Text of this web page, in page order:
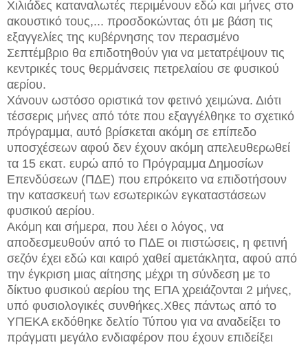
Χιλιάδες καταναλωτές περιμένουν εδώ και μήνες στο
ακουστικό τους,... προσδοκώντας ότι με βάση τις
εξαγγελίες της κυβέρνησης τον περασμένο
Σεπτέμβριο θα επιδοτηθούν για να μετατρέψουν τις
κεντρικές τους θερμάνσεις πετρελαίου σε φυσικού
αερίου.
Χάνουν ωστόσο οριστικά τον φετινό χειμώνα. Διότι
τέσσερις μήνες από τότε που εξαγγέλθηκε το σχετικό
πρόγραμμα, αυτό βρίσκεται ακόμη σε επίπεδο
υποσχέσεων αφού δεν έχουν ακόμη απελευθερωθεί
τα 15 εκατ. ευρώ από το Πρόγραμμα Δημοσίων
Επενδύσεων (ΠΔΕ) που επρόκειτο να επιδοτήσουν
την κατασκευή των εσωτερικών εγκαταστάσεων
φυσικού αερίου.
Ακόμη και σήμερα, που λέει ο λόγος, να
αποδεσμευθούν από το ΠΔΕ οι πιστώσεις, η φετινή
σεζόν έχει εδώ και καιρό χαθεί αμετάκλητα, αφού από
την έγκριση μιας αίτησης μέχρι τη σύνδεση με το
δίκτυο φυσικού αερίου της ΕΠΑ χρειάζονται 2 μήνες,
υπό φυσιολογικές συνθήκες.Χθες πάντως από το
ΥΠΕΚΑ εκδόθηκε δελτίο Τύπου για να αναδείξει το
πράγματι μεγάλο ενδιαφέρον που έχουν επιδείξει